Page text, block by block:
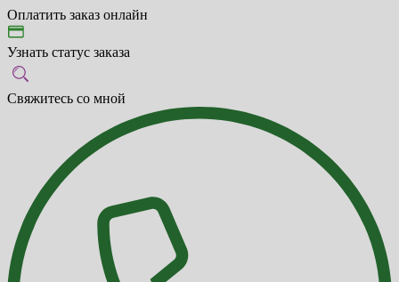
Оплатить заказ онлайн
Узнать статус заказа
Свяжитесь со мной